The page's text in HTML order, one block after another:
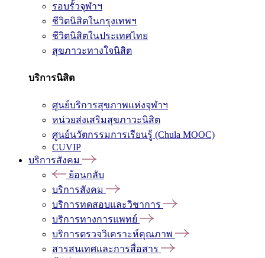
รอบรั้วจุฬาฯ
ชีวิตนิสิตในกรุงเทพฯ
ชีวิตนิสิตในประเทศไทย
สุขภาวะทางใจนิสิต
บริการนิสิต
ศูนย์บริการสุขภาพแห่งจุฬาฯ
หน่วยส่งเสริมสุขภาวะนิสิต
ศูนย์นวัตกรรมการเรียนรู้ (Chula MOOC)
CUVIP
บริการสังคม
ย้อนกลับ
บริการสังคม
บริการทดสอบและวิชาการ
บริการทางการแพทย์
บริการตรวจวิเคราะห์คุณภาพ
สารสนเทศและการสื่อสาร